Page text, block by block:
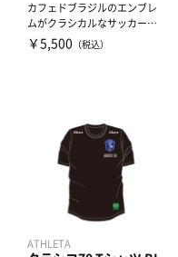
カフェドブラジルのエンブレ
ムがクラシカルなサッカーユ
ニフォームのようなTシャツ
￥5,500 （税込）
ATHLETA